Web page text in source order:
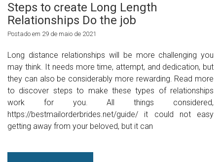
Steps to create Long Length
Relationships Do the job
Postado em 29 de maio de 2021
Long distance relationships will be more challenging you
may think. It needs more time, attempt, and dedication, but
they can also be considerably more rewarding. Read more
to discover steps to make these types of relationships
work for you. All things considered,
https://bestmailorderbrides.net/guide/ it could not easy
getting away from your beloved, but it can